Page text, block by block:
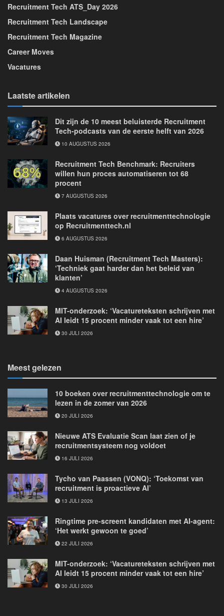
Recruitment Tech ATS_Day 2026
Recruitment Tech Landscape
Recruitment Tech Magazine
Career Moves
Vacatures
Laatste artikelen
Dit zijn de 10 meest beluisterde Recruitment
Tech-podcasts van de eerste helft van 2026
10 AUGUSTUS 2026
Recruitment Tech Benchmark: Recruiters
willen hun proces automatiseren tot 68
procent
7 AUGUSTUS 2026
Plaats vacatures over recruitmenttechnologie
op Recruitmenttech.nl
6 AUGUSTUS 2026
Daan Huisman (Recruitment Tech Masters):
‘Techniek gaat harder dan het beleid van
klanten’
4 AUGUSTUS 2026
MIT-onderzoek: ‘Vacatureteksten schrijven met
AI leidt 15 procent minder vaak tot een hire’
30 JULI 2026
Meest gelezen
10 boeken over recruitmenttechnologie om te
lezen in de zomer van 2026
20 JULI 2026
Nieuwe ATS Evaluatie Scan laat zien of je
recruitmentsysteem nog voldoet
16 JULI 2026
Tycho van Paassen (VONQ): ‘Toekomst van
recruitment is proactieve AI’
13 JULI 2026
Ringtime pre-screent kandidaten met AI-agent:
‘Het werkt gewoon te goed’
22 JULI 2026
MIT-onderzoek: ‘Vacatureteksten schrijven met
AI leidt 15 procent minder vaak tot een hire’
30 JULI 2026